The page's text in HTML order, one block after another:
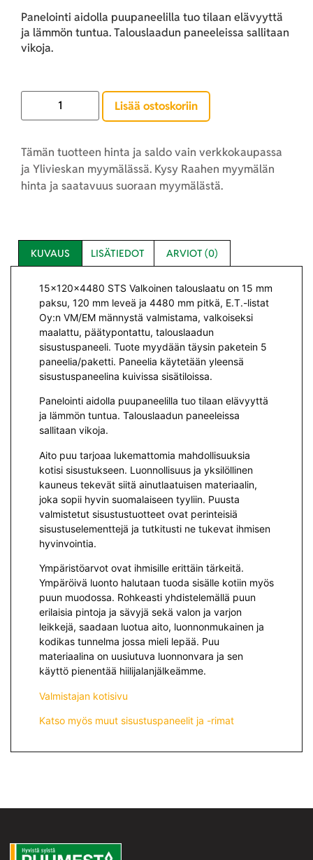
Panelointi aidolla puupaneelilla tuo tilaan elävyyttä
ja lämmön tuntua. Talouslaadun paneeleissa sallitaan
vikoja.
Lisää ostoskoriin
Tämän tuotteen hinta ja saldo vain verkkokaupassa
ja Ylivieskan myymälässä. Kysy Raahen myymälän
hinta ja saatavuus suoraan myymälästä.
KUVAUS LISÄTIEDOT ARVIOT (0)
15x120x4480 STS Valkoinen talouslaatu on 15 mm
paksu, 120 mm leveä ja 4480 mm pitkä, E.T.-listat
Oy:n VM/EM männystä valmistama, valkoiseksi
maalattu, päätypontattu, talouslaadun
sisustuspaneeli. Tuote myydään täysin paketein 5
paneelia/paketti. Paneelia käytetään yleensä
sisustuspaneelina kuivissa sisätiloissa.
Panelointi aidolla puupaneelilla tuo tilaan elävyyttä
ja lämmön tuntua. Talouslaadun paneeleissa
sallitaan vikoja.
Aito puu tarjoaa lukemattomia mahdollisuuksia
kotisi sisustukseen. Luonnollisuus ja yksilöllinen
kauneus tekevät siitä ainutlaatuisen materiaalin,
joka sopii hyvin suomalaiseen tyyliin. Puusta
valmistetut sisustustuotteet ovat perinteisiä
sisustuselementtejä ja tutkitusti ne tukevat ihmisen
hyvinvointia.
Ympäristöarvot ovat ihmisille erittäin tärkeitä.
Ympäröivä luonto halutaan tuoda sisälle kotiin myös
puun muodossa. Rohkeasti yhdistelemällä puun
erilaisia pintoja ja sävyjä sekä valon ja varjon
leikkejä, saadaan luotua aito, luonnonmukainen ja
kodikas tunnelma jossa mieli lepää. Puu
materiaalina on uusiutuva luonnonvara ja sen
käyttö pienentää hiilijalanjälkeämme.
Valmistajan kotisivu
Katso myös muut sisustuspaneelit ja -rimat